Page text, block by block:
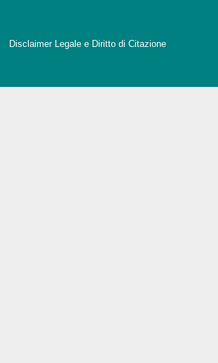
Disclaimer Legale e Diritto di Citazione